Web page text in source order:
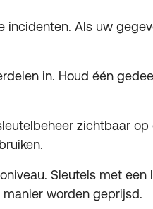
Als uw
in. Houd één
zichtbaar
Sleutels met een
worden geprijsd.